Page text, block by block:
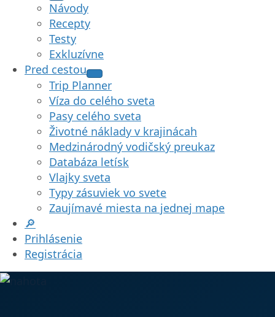
Návody
Recepty
Testy
Exkluzívne
Pred cestou
Trip Planner
Víza do celého sveta
Pasy celého sveta
Životné náklady v krajinácah
Medzinárodný vodičský preukaz
Databáza letísk
Vlajky sveta
Typy zásuviek vo svete
Zaujímavé miesta na jednej mape
🔎
Prihlásenie
Registrácia